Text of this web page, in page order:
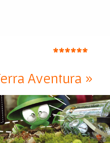
******
Aventura »